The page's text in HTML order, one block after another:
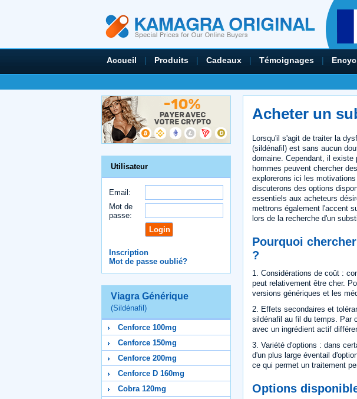
Accueil | Produits | Cadeaux | Témoignages |
Utilisateur
Email:
Mot de
passe:
Inscription
Mot de passe oublié?
Viagra Générique
(Sildénafil)
Cenforce 100mg
Cenforce 150mg
Cenforce 200mg
Cenforce D 160mg
Cobra 120mg
Acheter un
Lorsqu'il s'agit de traiter la
(sildénafil) est sans aucun
domaine. Cependant, il
hommes peuvent chercher
explorerons ici les
discuterons des options
essentiels aux acheteurs
mettrons également l'accent
lors de la recherche d'un
Pourquoi
?
1. Considérations de coût :
peut relativement être cher.
versions génériques et les
2. Effets secondaires et
sildénafil au fil du temps. Par
avec un ingrédient actif
3. Variété d'options : dans
d'un plus large éventail
ce qui permet un traitement
Options